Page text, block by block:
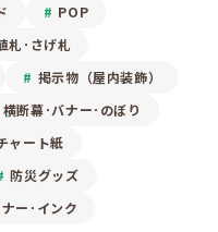
POP
札･さげ札
掲示物（屋内装飾）
横断幕･バナー･のぼり
ャート紙
防災グッズ
ー･インク